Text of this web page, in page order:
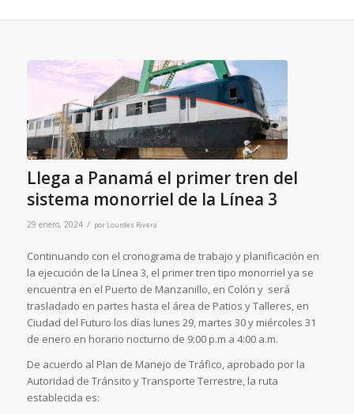
Llega a Panamá el primer tren del
sistema monorriel de la Línea 3
29 enero, 2024 / por Lourdes Rivera
Continuando con el cronograma de trabajo y planificación en
la ejecución de la Línea 3, el primer tren tipo monorriel ya se
encuentra en el Puerto de Manzanillo, en Colón y será
trasladado en partes hasta el área de Patios y Talleres, en
Ciudad del Futuro los días lunes 29, martes 30 y miércoles 31
de enero en horario nocturno de 9:00 p.m a 4:00 a.m.
De acuerdo al Plan de Manejo de Tráfico, aprobado por la
Autoridad de Tránsito y Transporte Terrestre, la ruta
establecida es: